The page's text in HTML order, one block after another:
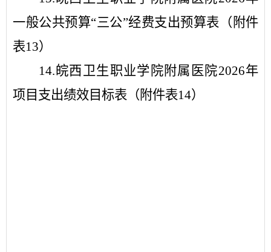
一般公共预算“三公”经费支出预算表（ 附件
表13）
14.皖西卫生职业学院附属医院2026年
项目支出绩效目标表（ 附件表14）